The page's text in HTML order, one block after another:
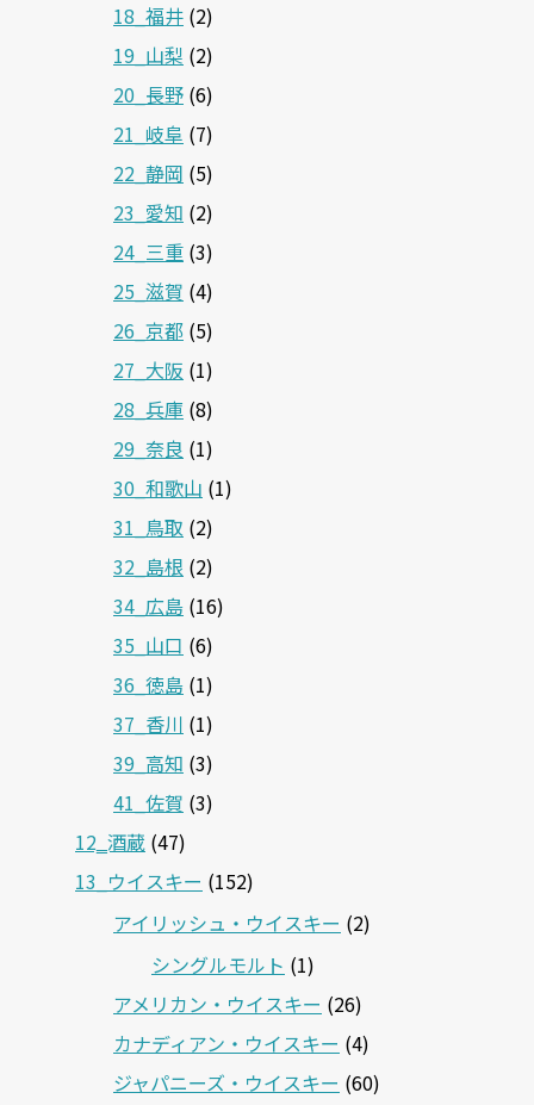
18_福井 (2)
19_山梨 (2)
20_長野 (6)
21_岐阜 (7)
22_静岡 (5)
23_愛知 (2)
24_三重 (3)
25_滋賀 (4)
26_京都 (5)
27_大阪 (1)
28_兵庫 (8)
29_奈良 (1)
30_和歌山 (1)
31_鳥取 (2)
32_島根 (2)
34_広島 (16)
35_山口 (6)
36_徳島 (1)
37_香川 (1)
39_高知 (3)
41_佐賀 (3)
12‗酒蔵 (47)
13_ウイスキー (152)
アイリッシュ・ウイスキー (2)
シングルモルト (1)
アメリカン・ウイスキー (26)
カナディアン・ウイスキー (4)
ジャパニーズ・ウイスキー (60)